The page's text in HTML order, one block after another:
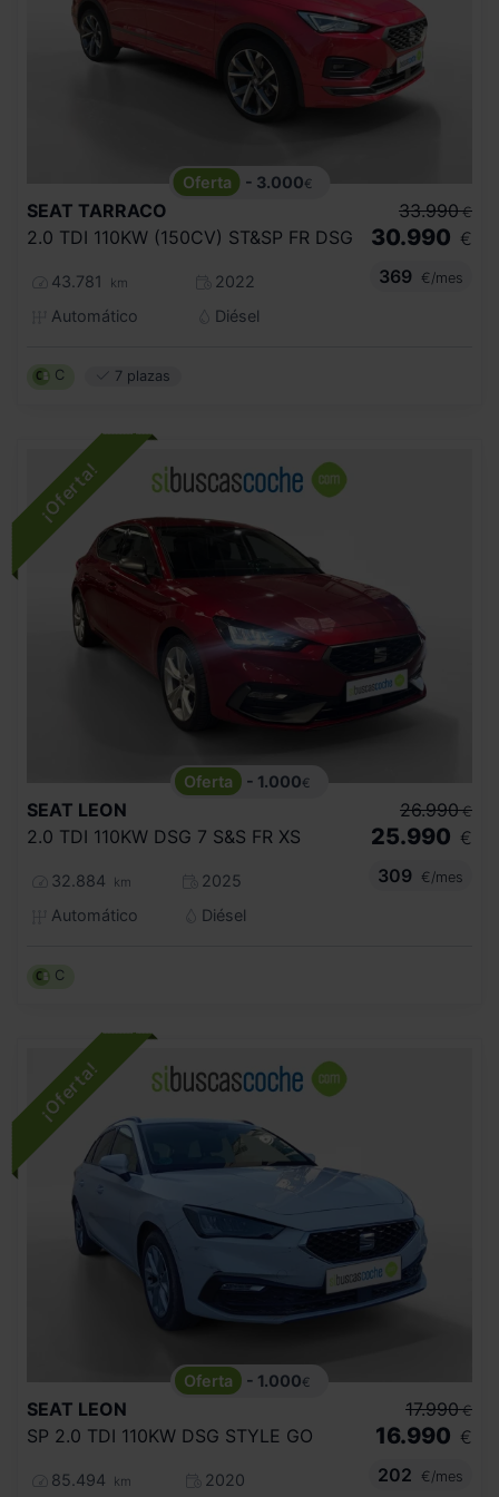
- 3.000€
SEAT TARRACO
2.0 TDI 110KW (150CV) ST&SP FR DSG
43.781 km
2022
Automático
Diésel
33.990 €
30.990 €
369
€/mes
C 7 plazas
- 1.000€
SEAT LEON
2.0 TDI 110KW DSG 7 S&S FR XS
32.884 km
2025
Automático
Diésel
26.990 €
25.990 €
309
€/mes
C
- 1.000€
SEAT LEON
SP 2.0 TDI 110KW DSG STYLE GO
85.494 km 2020
17.990 €
16.990 €
202
€/mes